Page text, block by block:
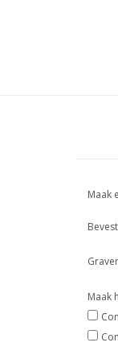
Maak
Maak